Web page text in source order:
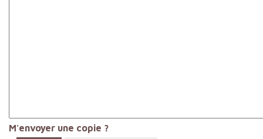
M'envoyer une copie ?